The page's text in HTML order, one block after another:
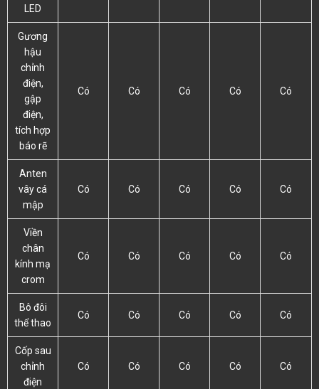
LED
Gương
hậu
chỉnh
điện,
gập
điện,
tích hợp
báo rẽ
Có Có Có Có Có
Anten
vây cá
mập
Có Có Có Có Có
Viền
chân
kính mạ
crom
Có Có Có Có Có
Bô đôi
thể thao
Có Có Có Có Có
Cốp sau
chỉnh
điện
Có Có Có Có Có